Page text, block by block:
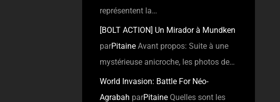
représentent la…
[BOLT ACTION] Un Mirador à Mundken
parPitaine Avant propos: Suite à une
mystérieuse anicroche, les photos de…
World Invasion: Battle For Néo-
Agrabah parPitaine Quelles sont les